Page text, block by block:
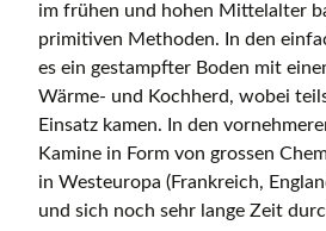
im frühen und hohen Mittelalter
primitiven Methoden. In den
es ein gestampfter Boden mit
Wärme- und Kochherd, wobei
Einsatz kamen. In den
Kamine in Form von grossen
in Westeuropa (Frankreich,
und sich noch sehr lange Zeit